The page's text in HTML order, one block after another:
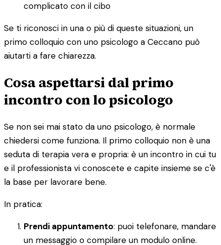
complicato con il cibo
Se ti riconosci in una o più di queste situazioni, un
primo colloquio con uno psicologo a Ceccano può
aiutarti a fare chiarezza.
Cosa aspettarsi dal primo
incontro con lo psicologo
Se non sei mai stato da uno psicologo, è normale
chiedersi come funziona. Il primo colloquio non è una
seduta di terapia vera e propria: è un incontro in cui tu
e il professionista vi conoscete e capite insieme se c'è
la base per lavorare bene.
In pratica:
Prendi appuntamento: puoi telefonare, mandare
un messaggio o compilare un modulo online.